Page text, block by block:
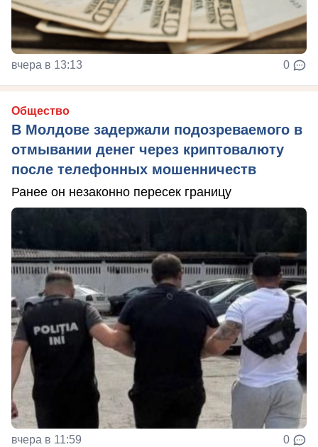
вчера в 13:13 0
Общество
В Молдове задержали подозреваемого в
отмывании денег через криптовалюту
после телефонных мошенничеств
Ранее он незаконно пересек границу
вчера в 11:59 0